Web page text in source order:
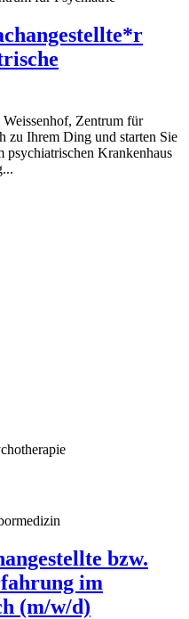
Zentrum für
zu Ihrem Ding und starten Sie
psychiatrischen Krankenhaus
bzw.
im
(m/w/d)